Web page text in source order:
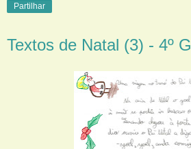
Partilhar
Textos de Natal (3) - 4º G